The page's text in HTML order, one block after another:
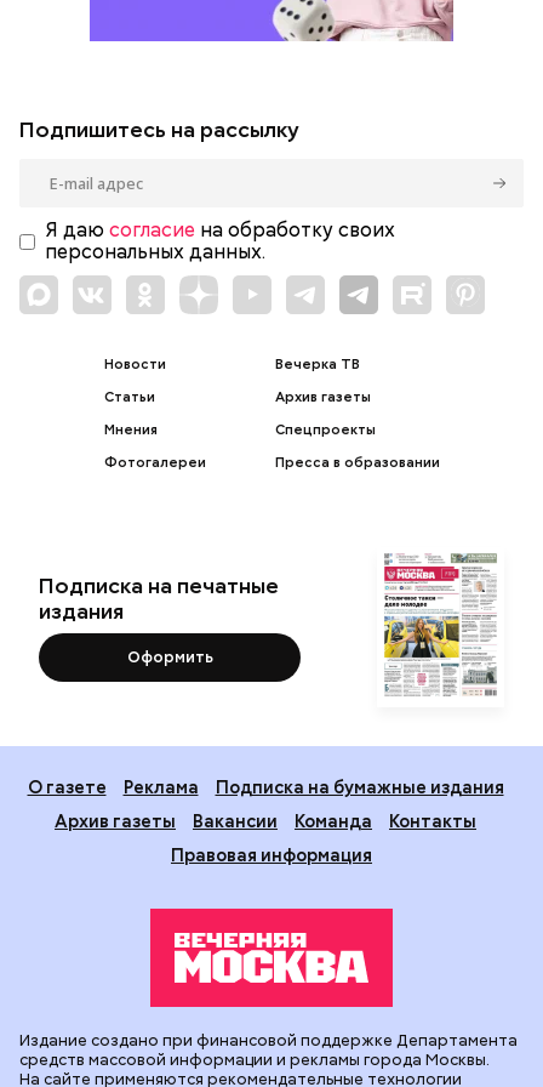
Подпишитесь на рассылку
Я даю согласие на обработку своих
персональных данных.
Новости
Статьи
Мнения
Фотогалереи
Вечерка ТВ
Архив газеты
Спецпроекты
Пресса в образовании
Подписка на печатные
издания
Оформить
О газете Реклама
Подписка на бумажные издания
Архив газеты
Вакансии Команда
Контакты
Правовая информация
Издание создано при финансовой поддержке Департамента
средств массовой информации и рекламы города Москвы.
На сайте применяются рекомендательные технологии